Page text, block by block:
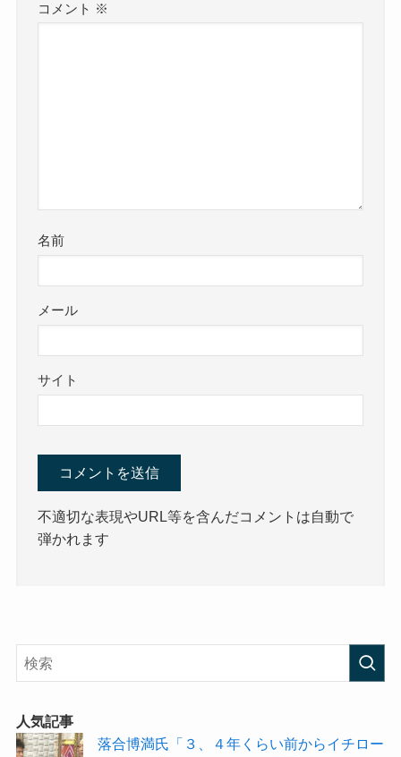
コメント ※
名前
メール
サイト
不適切な表現やURL等を含んだコメントは自動で
弾かれます
人気記事
落合博満氏「３、４年くらい前からイチロー